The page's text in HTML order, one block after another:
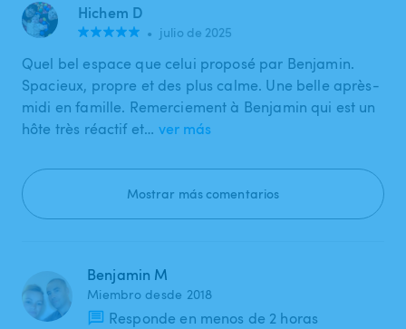
Hichem D
• julio de 2025
Quel bel espace que celui proposé par Benjamin.
Spacieux, propre et des plus calme. Une belle après-
midi en famille. Remerciement à Benjamin qui est un
hôte très réactif et… ver más
Mostrar más comentarios
Benjamin M
Miembro desde 2018
Responde en menos de 2 horas